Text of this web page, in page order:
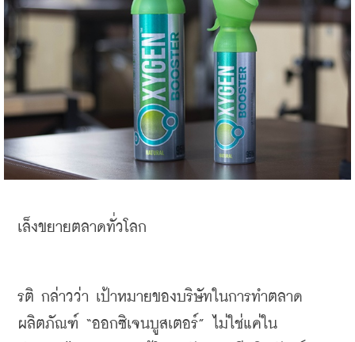
เล็งขยายตลาดทั่วโลก
รติ กล่าวว่า เป้าหมายของบริษัทในการทำตลาด
ผลิตภัณฑ์ “ออกซิเจนบูสเตอร์” ไม่ใช่แค่ใน